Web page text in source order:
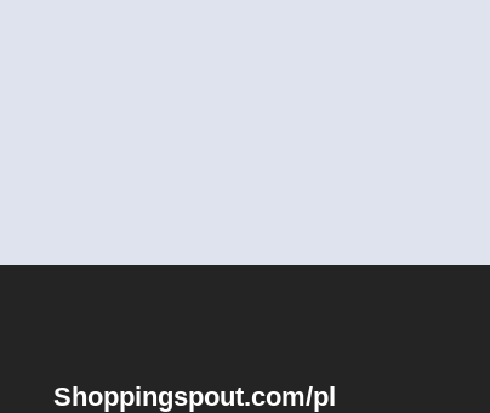
Shoppingspout.com/pl